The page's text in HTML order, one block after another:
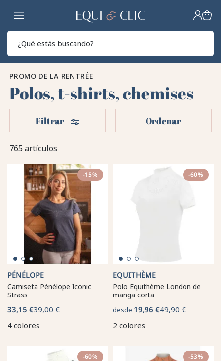
Hogar
PROMO DE LA RENTRÉE
Polos, t-shirts, chemises
765 artículos
Filtrar Filtros Ordenar
-15%
PÉNÉLOPE
Camiseta Pénélope Iconic
Strass
33,15 €39,00 €
4 colores
-60%
EQUITHÈME
Polo Equithème London de
manga corta
desde 19,96 €49,90 €
2 colores
-60% -53%